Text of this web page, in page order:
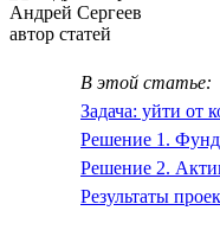
Андрей Сергеев
автор статей
В этой статье:
Задача: уйти от
Решение 1.
Решение 2.
Результаты